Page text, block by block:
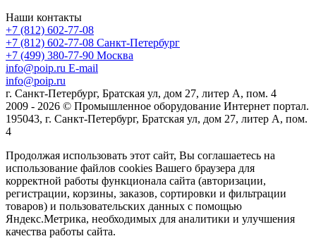
Наши контакты
+7 (812) 602-77-08
+7 (812) 602-77-08 Санкт-Петербург
+7 (499) 380-77-90 Москва
info@poip.ru E-mail
info@poip.ru
г. Санкт-Петербург, Братская ул, дом 27, литер А, пом. 4
2009 - 2026 © Промышленное оборудование Интернет портал.
195043, г. Санкт-Петербург, Братская ул, дом 27, литер А, пом.
4
Продолжая использовать этот сайт, Вы соглашаетесь на
использование файлов cookies Вашего браузера для
корректной работы функционала сайта (авторизации,
регистрации, корзины, заказов, сортировки и фильтрации
товаров) и пользовательских данных с помощью
Яндекс.Метрика, необходимых для аналитики и улучшения
качества работы сайта.